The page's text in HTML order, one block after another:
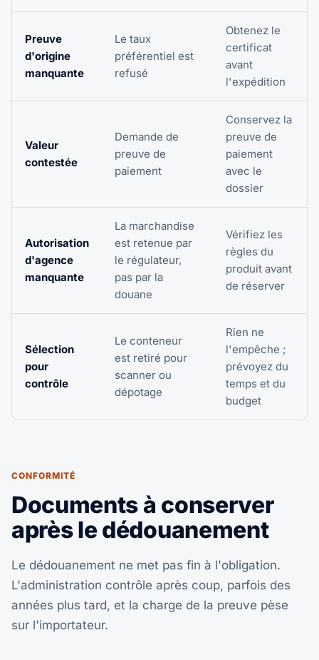
Preuve
d'origine
manquante
Le taux
préférentiel est
refusé
Obtenez le
certificat
avant
l'expédition
Valeur
contestée
Demande de
preuve de
paiement
Conservez la
preuve de
paiement
avec le
dossier
Autorisation
d'agence
manquante
La marchandise
est retenue par
le régulateur,
pas par la
douane
Vérifiez les
règles du
produit avant
de réserver
Sélection
pour
contrôle
Le conteneur
est retiré pour
scanner ou
dépotage
Rien ne
l'empêche ;
prévoyez du
temps et du
budget
CONFORMITÉ
Documents à conserver
après le dédouanement
Le dédouanement ne met pas fin à l'obligation.
L'administration contrôle après coup, parfois des
années plus tard, et la charge de la preuve pèse
sur l'importateur.